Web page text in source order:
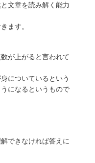
文章を読み解く能力
ます。
が上がると言われて
についているという
になるというもので
できなければ答えに